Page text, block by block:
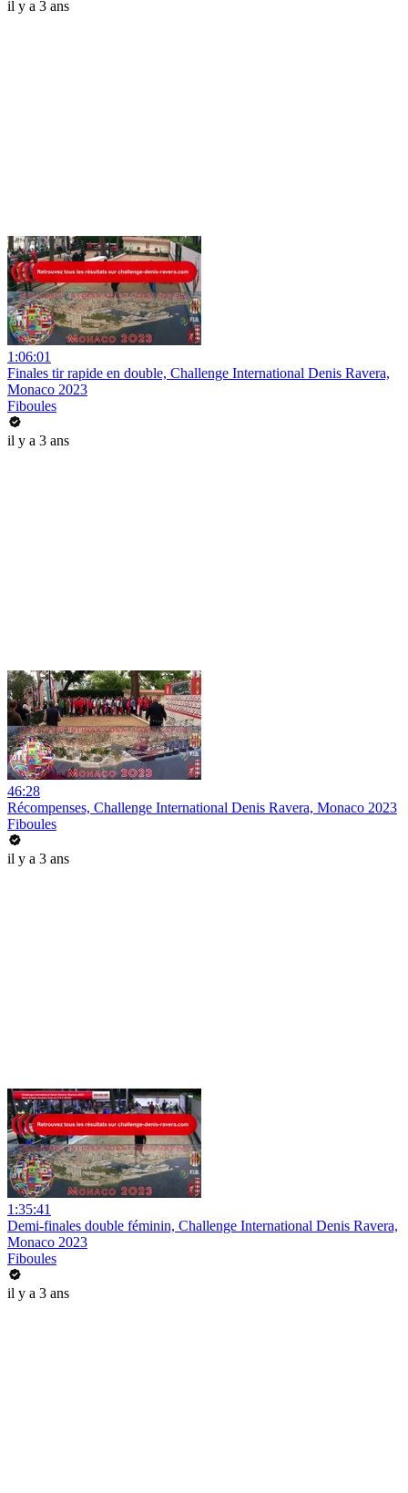
il y a 3 ans
1:06:01
Finales tir rapide en double, Challenge International Denis Ravera,
Monaco 2023
Fiboules
il y a 3 ans
46:28
Récompenses, Challenge International Denis Ravera, Monaco 2023
Fiboules
il y a 3 ans
1:35:41
Demi-finales double féminin, Challenge International Denis Ravera,
Monaco 2023
Fiboules
il y a 3 ans